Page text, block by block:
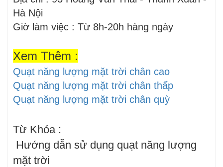
Hà Nội
Giờ làm việc : Từ 8h-20h hàng ngày
Xem Thêm :
Quạt năng lượng mặt trời chân cao
Quạt năng lượng mặt trời chân thấp
Quạt năng lượng mặt trời chân quỳ
Từ Khóa :
Hướng dẫn sử dụng quạt năng lượng
mặt trời